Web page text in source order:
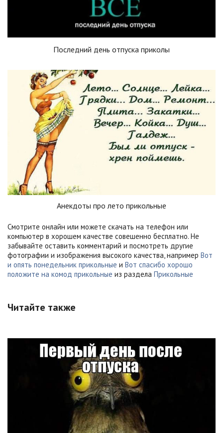
Последний день отпуска приколы
Анекдоты про лето прикольные
Смотрите онлайн или можете скачать на телефон или
компьютер в хорошем качестве совешенно бесплатно. Не
забывайте оставить комментарий и посмотреть другие
фотографии и изображения высокого качества, например Вот
и опять понедельник прикольные и Вот спасибо хорошо
положите на комод прикольные из раздела Прикольные
Читайте также